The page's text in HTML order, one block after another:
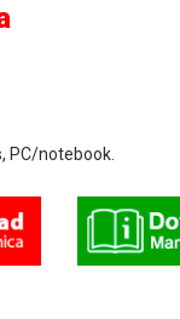
PC/notebook.